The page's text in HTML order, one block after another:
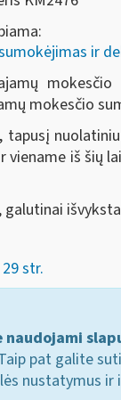
ir
mokesčio
viename iš šių
str.
naudojami
pat galite
nustatymus